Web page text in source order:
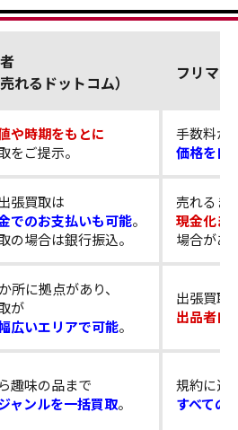
売れるドットコム）
フリマ
や時期をもとに
をご提示。
手数料が
価格を自
張買取は
でのお支払いも可能。
の場合は銀行振込。
売れるま
現金化ま
場合があ
所に拠点があり、
が
広いエリアで可能。
出張買取
出品者自
趣味の品まで
ャンルを一括買取。
規約に違
すべての